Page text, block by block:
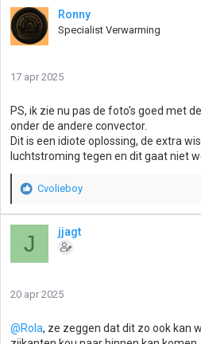
Ronny
Specialist Verwarming
17 apr 2025
PS, ik zie nu pas de foto's goed met
onder de andere convector.
Dit is een idiote oplossing, de extra
luchtstroming tegen en dit gaat niet
W
a
d
e
i
g
e
Cvolieboy
J jjagt
20 apr 2025
@Rola, ze zeggen dat dit zo ook kan